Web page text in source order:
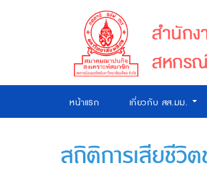
หน้าแรก เกี่ยวกับ สส.มม.
สถิติการเสียชีวิ